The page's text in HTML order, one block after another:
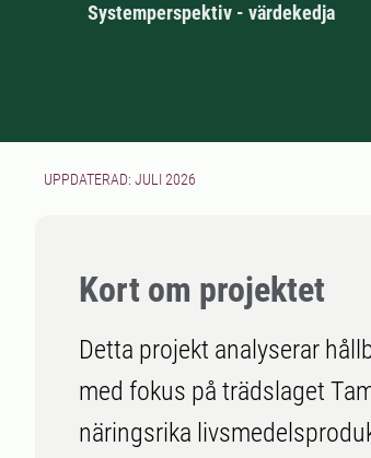
Systemperspektiv - värdekedja
UPPDATERAD: JULI 2026
Kort om projektet
Detta projekt analyserar
med fokus på trädslaget
näringsrika